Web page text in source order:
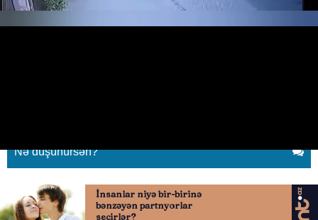
Bakıda kriminal avtoritetin
Nə düşünürsən?